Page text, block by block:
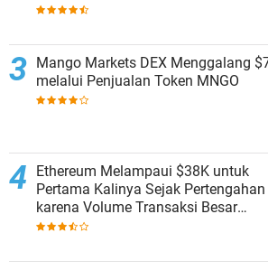
Mango Markets DEX Menggalang
melalui Penjualan Token MNGO
Ethereum Melampaui $38K untuk
Pertama Kalinya Sejak Pertengahan
karena Volume Transaksi Besar
Mencapai $16,15B